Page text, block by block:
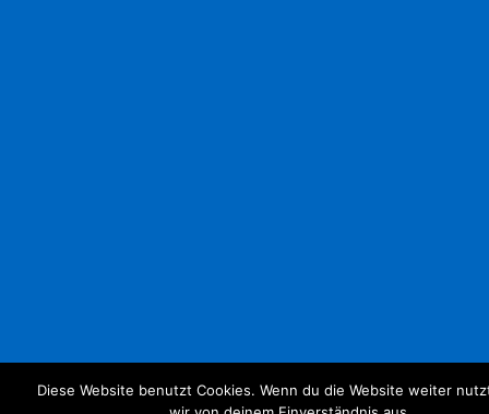
Diese Website benutzt Cookies. Wenn du die Website weiter